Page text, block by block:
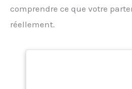
comprendre ce que votre
réellement.